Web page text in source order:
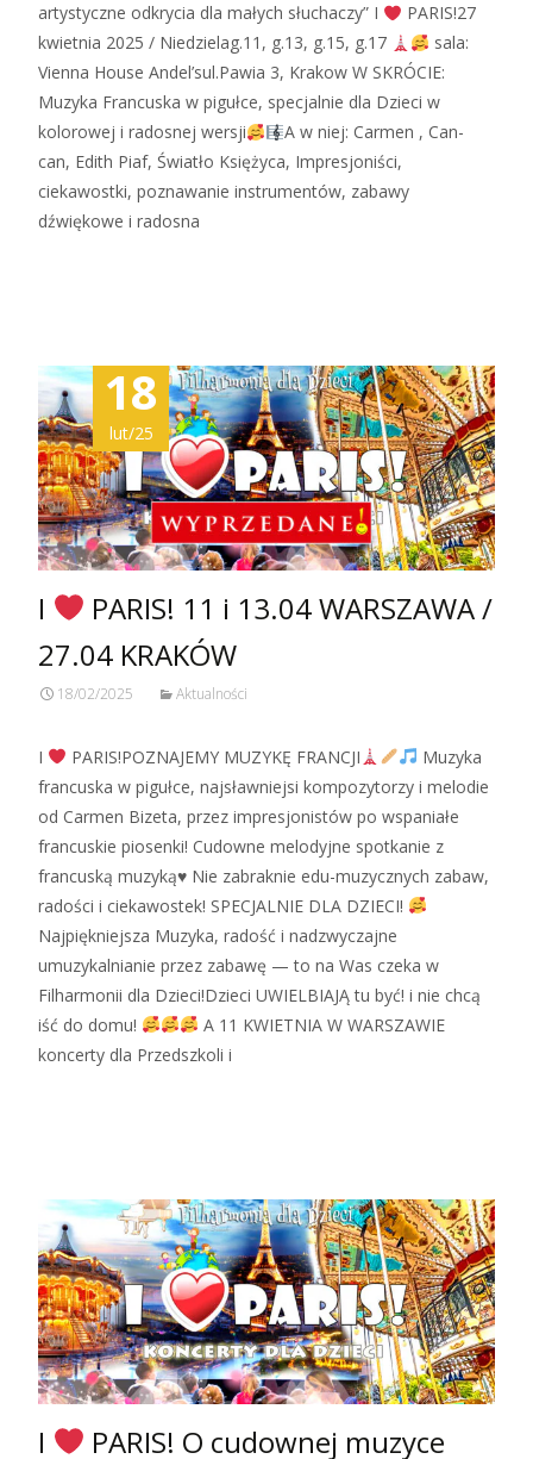
artystyczne odkrycia dla małych słuchaczy” I
PARIS!27
kwietnia 2025 / Niedzielag.11, g.13, g.15, g.17
sala:
Vienna House Andel’sul.Pawia 3, Krakow W SKRÓCIE:
Muzyka Francuska w pigułce, specjalnie dla Dzieci w
kolorowej i radosnej wersji
A w niej: Carmen , Can-
can, Edith Piaf, Światło Księżyca, Impresjoniści,
ciekawostki, poznawanie instrumentów, zabawy
dźwiękowe i radosna
18
lut/25
I
PARIS! 11 i 13.04 WARSZAWA /
27.04 KRAKÓW
18/02/2025 Aktualności
I PARIS!POZNAJEMY MUZYKĘ FRANCJI
Muzyka
francuska w pigułce, najsławniejsi kompozytorzy i melodie
od Carmen Bizeta, przez impresjonistów po wspaniałe
francuskie piosenki! Cudowne melodyjne spotkanie z
francuską muzyką♥ Nie zabraknie edu-muzycznych zabaw,
radości i ciekawostek! SPECJALNIE DLA DZIECI!
Najpiękniejsza Muzyka, radość i nadzwyczajne
umuzykalnianie przez zabawę — to na Was czeka w
Filharmonii dla Dzieci!Dzieci UWIELBIAJĄ tu być! i nie chcą
iść do domu!
A 11 KWIETNIA W WARSZAWIE
koncerty dla Przedszkoli i
I PARIS! O cudownej muzyce